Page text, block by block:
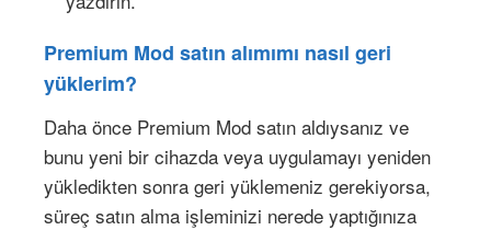
Premium Mod satın alımımı nasıl geri
yüklerim?
Daha önce Premium Mod satın aldıysanız ve
bunu yeni bir cihazda veya uygulamayı yeniden
yükledikten sonra geri yüklemeniz gerekiyorsa,
süreç satın alma işleminizi nerede yaptığınıza